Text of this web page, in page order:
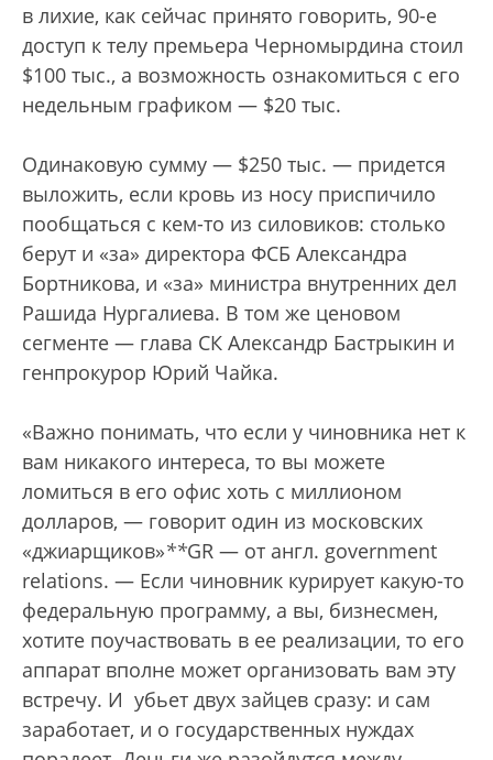
в лихие, как сейчас принято говорить, 90-е
доступ к телу премьера Черномырдина стоил
$100 тыс., а возможность ознакомиться с его
недельным графиком — $20 тыс.
Одинаковую сумму — $250 тыс. — придется
выложить, если кровь из носу приспичило
пообщаться с кем-то из силовиков: столько
берут и «за» директора ФСБ Александра
Бортникова, и «за» министра внутренних дел
Рашида Нургалиева. В том же ценовом
сегменте — глава СК Александр Бастрыкин и
генпрокурор Юрий Чайка.
«Важно понимать, что если у чиновника нет к
вам никакого интереса, то вы можете
ломиться в его офис хоть с миллионом
долларов, — говорит один из московских
«джиарщиков»**GR — от англ. government
relations. — Если чиновник курирует какую-то
федеральную программу, а вы, бизнесмен,
хотите поучаствовать в ее реализации, то его
аппарат вполне может организовать вам эту
встречу. И убьет двух зайцев сразу: и сам
заработает, и о государственных нуждах